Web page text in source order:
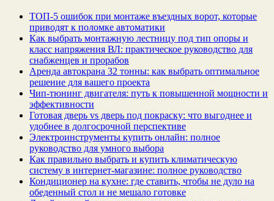
ТОП-5 ошибок при монтаже въездных ворот, которые
приводят к поломке автоматики
Как выбрать монтажную лестницу под тип опоры и
класс напряжения ВЛ: практическое руководство для
снабженцев и прорабов
Аренда автокрана 32 тонны: как выбрать оптимальное
решение для вашего проекта
Чип‑тюнинг двигателя: путь к повышенной мощности и
эффективности
Готовая дверь vs дверь под покраску: что выгоднее и
удобнее в долгосрочной перспективе
Электроинструменты купить онлайн: полное
руководство для умного выбора
Как правильно выбрать и купить климатическую
систему в интернет‑магазине: полное руководство
Кондиционер на кухне: где ставить, чтобы не дуло на
обеденный стол и не мешало готовке